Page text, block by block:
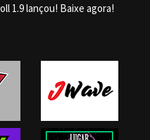
1.9 lançou! Baixe agora!